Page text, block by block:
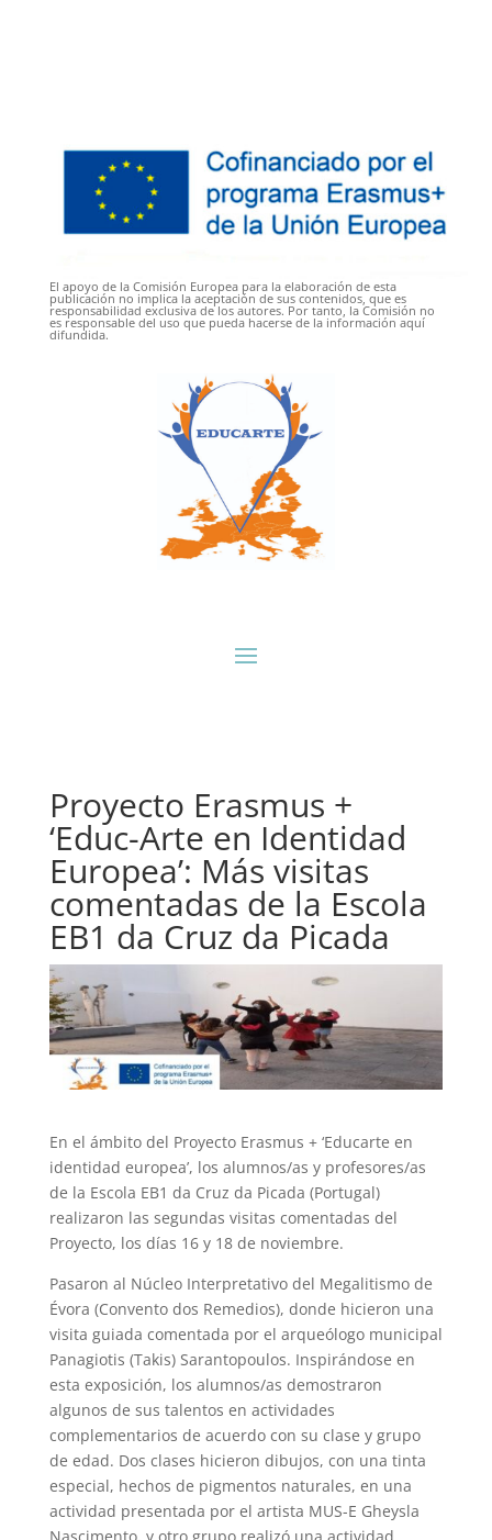
El apoyo de la Comisión Europea para la elaboración de esta
publicación no implica la aceptación de sus contenidos, que es
responsabilidad exclusiva de los autores. Por tanto, la Comisión no
es responsable del uso que pueda hacerse de la información aquí
difundida.
Proyecto Erasmus +
‘Educ-Arte en Identidad
Europea’: Más visitas
comentadas de la Escola
EB1 da Cruz da Picada
En el ámbito del Proyecto Erasmus + ‘Educarte en
identidad europea’, los alumnos/as y profesores/as
de la Escola EB1 da Cruz da Picada (Portugal)
realizaron las segundas visitas comentadas del
Proyecto, los días 16 y 18 de noviembre.
Pasaron al Núcleo Interpretativo del Megalitismo de
Évora (Convento dos Remedios), donde hicieron una
visita guiada comentada por el arqueólogo municipal
Panagiotis (Takis) Sarantopoulos. Inspirándose en
esta exposición, los alumnos/as demostraron
algunos de sus talentos en actividades
complementarios de acuerdo con su clase y grupo
de edad. Dos clases hicieron dibujos, con una tinta
especial, hechos de pigmentos naturales, en una
actividad presentada por el artista MUS-E Gheysla
Nascimento, y otro grupo realizó una actividad